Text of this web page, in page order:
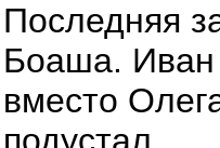
Последняя
Боаша. Иван
вместо